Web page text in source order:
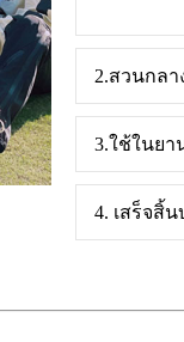
2.สวนกลา
3.ใช้ในย
4. เสร็จสิ้น